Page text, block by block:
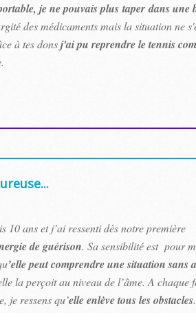
je ne pouvais plus taper dans une
des médicaments mais la situation ne
à tes donsj'ai pu reprendre le tennis
10 ans et j’ai ressenti dès notre première
de guérison. Sa sensibilité est pour
’elle peut comprendre une situation sans
la perçoit au niveau de l’âme. A chaque
je ressens qu’elle enlève tous les obstacles.